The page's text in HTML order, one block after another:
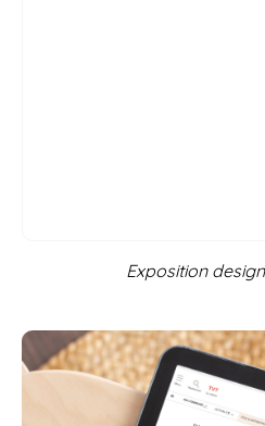
Exposition